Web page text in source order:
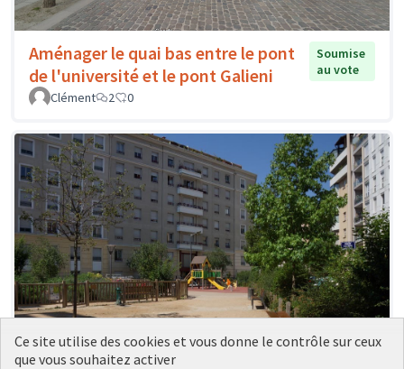
Aménager le quai bas entre le pont
de l'université et le pont Galieni
Soumise
au vote
Clément
2 0
Ce site utilise des cookies et vous donne le contrôle sur ceux
que vous souhaitez activer